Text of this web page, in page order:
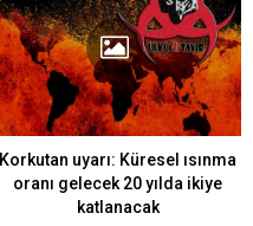
Korkutan uyarı: Küresel ısınma
oranı gelecek 20 yılda ikiye
katlanacak